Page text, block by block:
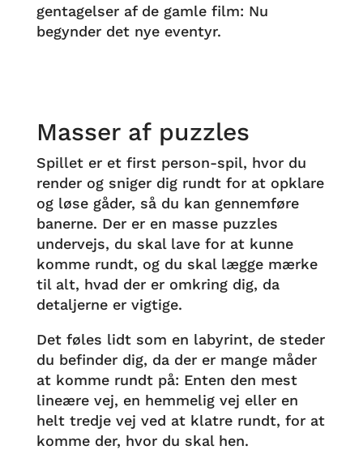
gentagelser af de gamle film: Nu
begynder det nye eventyr.
Masser af puzzles
Spillet er et first person-spil, hvor du
render og sniger dig rundt for at opklare
og løse gåder, så du kan gennemføre
banerne. Der er en masse puzzles
undervejs, du skal lave for at kunne
komme rundt, og du skal lægge mærke
til alt, hvad der er omkring dig, da
detaljerne er vigtige.
Det føles lidt som en labyrint, de steder
du befinder dig, da der er mange måder
at komme rundt på: Enten den mest
lineære vej, en hemmelig vej eller en
helt tredje vej ved at klatre rundt, for at
komme der, hvor du skal hen.